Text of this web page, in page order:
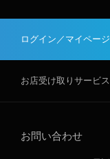
ログイン／マイページ
お店受け取りサービス
お問い合わせ